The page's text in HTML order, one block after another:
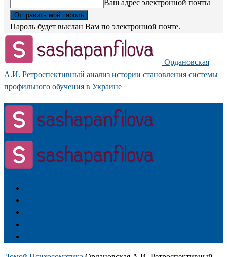
Ваш адрес электронной почты
Пароль будет выслан Вам по электронной почте.
Ордановская
А.И. Ретроспективный анализ истории становления системы
профильного обучения в Украине